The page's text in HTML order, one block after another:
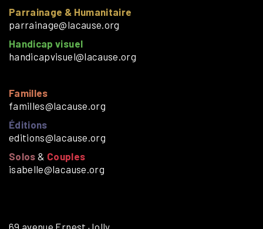
Parrainage & Humanitaire
parrainage@lacause.org
Handicap visuel
handicapvisuel@lacause.org
Familles
familles@lacause.org
Éditions
editions@lacause.org
Solos & Couples
isabelle@lacause.org